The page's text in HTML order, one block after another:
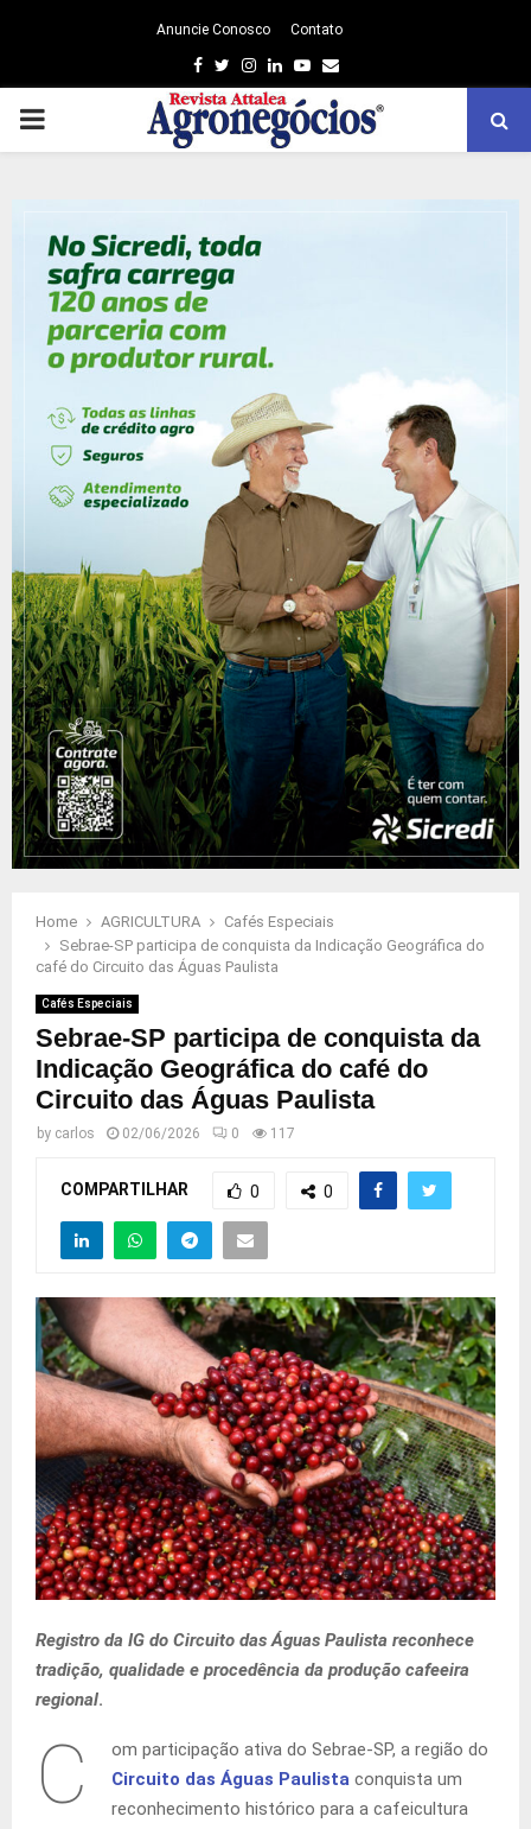
Anuncie Conosco Contato
Facebook
TwitterInstagram
LinkedinYoutube
Email
PRIMARY
Home AGRICULTURA
Cafés Especiais
Sebrae-SP participa de conquista da Indicação Geográfica do
café do Circuito das Águas Paulista
Cafés Especiais
Sebrae-SP participa de conquista da
Indicação Geográfica do café do
Circuito das Águas Paulista
by carlos 02/06/2026 0 117
COMPARTILHAR 0 0
Registro da IG do Circuito das Águas Paulista reconhece
tradição, qualidade e procedência da produção cafeeira
regional.
C
om participação ativa do Sebrae-SP, a região do
Circuito das Águas Paulista conquista um
reconhecimento histórico para a cafeicultura